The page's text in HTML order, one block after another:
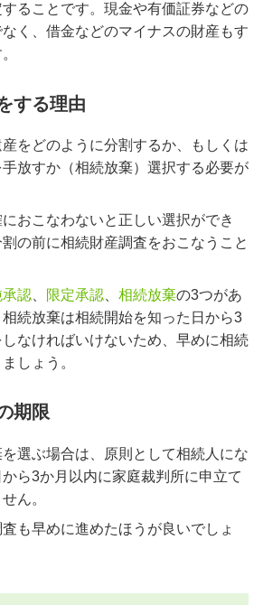
ることです。現金や有価証券などの
く、借金などのマイナスの財産もす
する理由
をどのように分割するか、もしくは
放すか（相続放棄）選択する必要が
おこなわないと正しい選択ができ
の前に相続財産調査をおこなうこと
認 限定承認 相続放棄の3つがあ
続放棄は相続開始を知った日から3
なければいけないため、早めに相続
しょう。
期限
選ぶ場合は、原則として相続人にな
ら3か月以内に家庭裁判所に申立て
ん。
も早めに進めたほうが良いでしょ